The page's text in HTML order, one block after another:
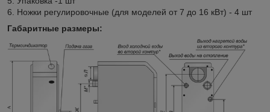
6. Ножки регулировочные (для моделей от 7 до 16 кВт) - 4 шт
Габаритные размеры: